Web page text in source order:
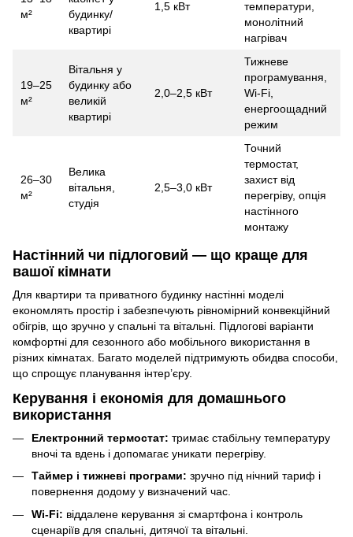
м²
будинку/
квартирі
1,5 кВт
температури,
монолітний
нагрівач
19–25
м²
Вітальня у
будинку або
великій
квартирі
2,0–2,5 кВт
Тижневе
програмування,
Wi-Fi,
енергоощадний
режим
26–30
м²
Велика
вітальня,
студія
2,5–3,0 кВт
Точний
термостат,
захист від
перегріву, опція
настінного
монтажу
Настінний чи підлоговий — що краще для
вашої кімнати
Для квартири та приватного будинку настінні моделі
економлять простір і забезпечують рівномірний конвекційний
обігрів, що зручно у спальні та вітальні. Підлогові варіанти
комфортні для сезонного або мобільного використання в
різних кімнатах. Багато моделей підтримують обидва способи,
що спрощує планування інтер’єру.
Керування і економія для домашнього
використання
Електронний термостат: тримає стабільну температуру
вночі та вдень і допомагає уникати перегріву.
Таймер і тижневі програми: зручно під нічний тариф і
повернення додому у визначений час.
Wi-Fi: віддалене керування зі смартфона і контроль
сценаріїв для спальні, дитячої та вітальні.